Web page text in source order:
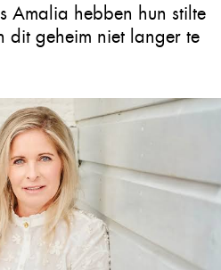
Amalia hebben hun stilte
dit geheim niet langer te